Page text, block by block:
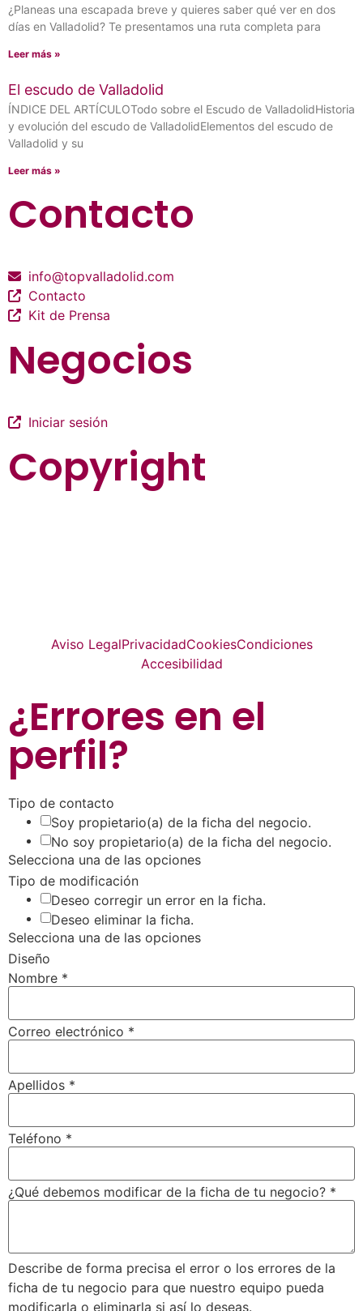
¿Planeas una escapada breve y quieres saber qué ver en dos
días en Valladolid? Te presentamos una ruta completa para
Leer más »
El escudo de Valladolid
ÍNDICE DEL ARTÍCULOTodo sobre el Escudo de ValladolidHistoria
y evolución del escudo de ValladolidElementos del escudo de
Valladolid y su
Leer más »
Contacto
info@topvalladolid.com
Contacto
Kit de Prensa
Negocios
Iniciar sesión
Copyright
Aviso LegalPrivacidadCookiesCondiciones
Accesibilidad
¿Errores en el
perfil?
Tipo de contacto
Soy propietario(a) de la ficha del negocio.
No soy propietario(a) de la ficha del negocio.
Selecciona una de las opciones
Tipo de modificación
Deseo corregir un error en la ficha.
Deseo eliminar la ficha.
Selecciona una de las opciones
Diseño
Nombre *
Correo electrónico *
Apellidos *
Teléfono *
¿Qué debemos modificar de la ficha de tu negocio? *
Describe de forma precisa el error o los errores de la
ficha de tu negocio para que nuestro equipo pueda
modificarla o eliminarla si así lo deseas.